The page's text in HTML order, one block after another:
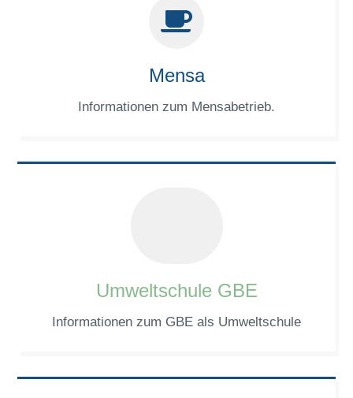
Mensa
Informationen zum Mensabetrieb.
Umweltschule GBE
Informationen zum GBE als Umweltschule